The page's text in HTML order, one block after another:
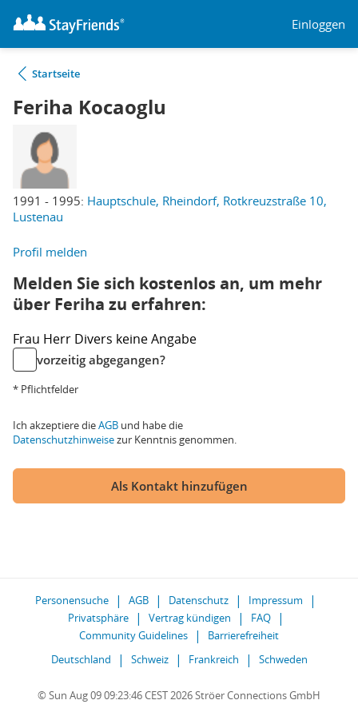
Einloggen
Startseite
Feriha Kocaoglu
1991 - 1995: Hauptschule, Rheindorf, Rotkreuzstraße 10,
Lustenau
Profil melden
Melden Sie sich kostenlos an, um mehr
über Feriha zu erfahren:
Frau Herr Divers keine Angabe
vorzeitig abgegangen?
* Pflichtfelder
Ich akzeptiere dieAGB und habe die
Datenschutzhinweisezur Kenntnis genommen.
Als Kontakt hinzufügen
Personensuche AGB Datenschutz
Impressum
Privatsphäre
Vertrag kündigen
FAQ
Community Guidelines
Barrierefreiheit
Deutschland
Schweiz Frankreich Schweden
© Sun Aug 09 09:23:46 CEST 2026 Ströer Connections GmbH